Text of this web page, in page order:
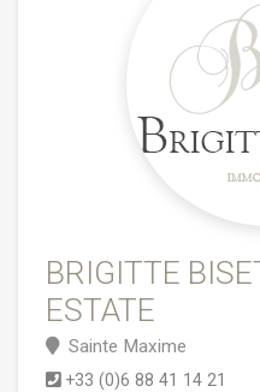
BRIGITTE
ESTATE
Sainte Maxime
+33 (0)6 88 41 14 21